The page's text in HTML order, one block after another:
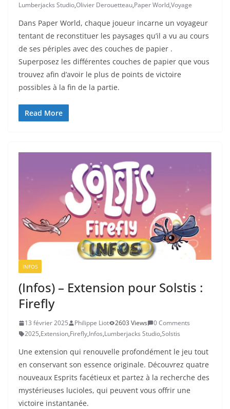
Lumberjacks Studio,Olivier Derouetteau,Paper World,Voyage
Dans Paper World, chaque joueur incarne un voyageur
tentant de reconstituer les paysages qu’il a vu au cours
de ses périples avec des couches de papier .
Superposez les différentes couches de papier que vous
trouvez afin d’avoir le plus de points de victoire
possibles à la fin de la partie.
Read More
INFOS
(Infos) – Extension pour Solstis :
Firefly
13 février 2025 Philippe Liot 2603 Views
0 Comments
2025,Extension,Firefly,Infos,Lumberjacks Studio,Solstis
Une extension qui renouvelle profondément le jeu tout
en conservant son essence originale. Découvrez quatre
nouveaux Esprits facétieux et partez à la recherche des
mystérieuses lucioles, qui peuvent vous offrir une
victoire instantanée.